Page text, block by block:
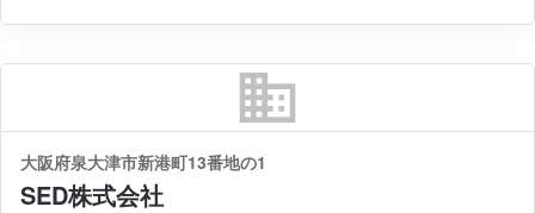
business
大阪府泉大津市新港町13番地の1
SED株式会社